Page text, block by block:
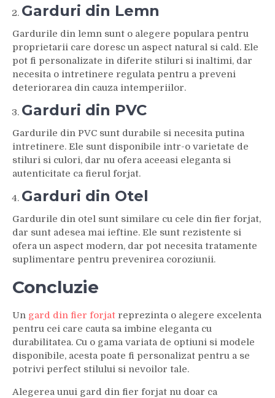
Garduri din Lemn
Gardurile din lemn sunt o alegere populara pentru
proprietarii care doresc un aspect natural si cald. Ele
pot fi personalizate in diferite stiluri si inaltimi, dar
necesita o intretinere regulata pentru a preveni
deteriorarea din cauza intemperiilor.
Garduri din PVC
Gardurile din PVC sunt durabile si necesita putina
intretinere. Ele sunt disponibile intr-o varietate de
stiluri si culori, dar nu ofera aceeasi eleganta si
autenticitate ca fierul forjat.
Garduri din Otel
Gardurile din otel sunt similare cu cele din fier forjat,
dar sunt adesea mai ieftine. Ele sunt rezistente si
ofera un aspect modern, dar pot necesita tratamente
suplimentare pentru prevenirea coroziunii.
Concluzie
Un gard din fier forjat reprezinta o alegere excelenta
pentru cei care cauta sa imbine eleganta cu
durabilitatea. Cu o gama variata de optiuni si modele
disponibile, acesta poate fi personalizat pentru a se
potrivi perfect stilului si nevoilor tale.
Alegerea unui gard din fier forjat nu doar ca